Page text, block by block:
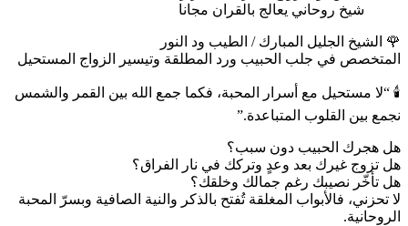
شيخ روحاني يعالج بالقران مجانا
🌹 الشيخ الجليل المبارك / الطيب ود النور
المتخصص في جلب الحبيب ورد المطلقة وتيسير الزواج المستحيل
🕯️ “لا مستحيل مع أسرار المحبة، فكما جمع الله بين القمر والشمس
نجمع بين القلوب المتباعدة.”
هل هجرك الحبيب دون سبب؟
هل تزوج غيرك بعد وعدٍ وتركك في نار الفراق؟
هل تأخّر نصيبك رغم جمالك وخلقك؟
لا تحزني، فالأبواب المغلقة تُفتح بالذكر والنية الصافية وبسرّ المحبة
الروحانية.